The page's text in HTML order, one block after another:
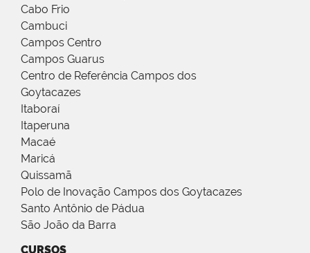
Cabo Frio
Cambuci
Campos Centro
Campos Guarus
Centro de Referência Campos dos
Goytacazes
Itaboraí
Itaperuna
Macaé
Maricá
Quissamã
Polo de Inovação Campos dos Goytacazes
Santo Antônio de Pádua
São João da Barra
CURSOS